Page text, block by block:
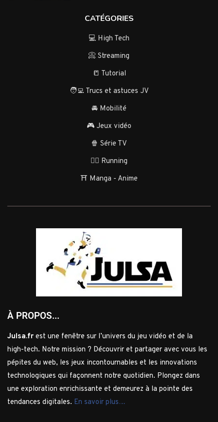
CATÉGORIES
💻 High Tech
📀 Streaming
📒 Tutorial
🧑‍💻 Trucs et astuces JV
🚘 Mobilité
🎮 Jeux vidéo
🍿 Série TV
🏃‍♂️ Running
⛩️ Manga - Anime
À PROPOS...
Julsa.fr est une fenêtre sur l’univers du jeu vidéo et de la
high-tech. Notre mission ? Découvrir et partager avec vous les
pépites du web, les jeux incontournables et les innovations
technologiques qui façonnent notre quotidien. Plongez dans
une exploration enrichissante et demeurez à la pointe des
tendances digitales. En savoir plus…